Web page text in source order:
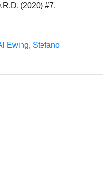
(2020) #7.
Ewing, Stefano